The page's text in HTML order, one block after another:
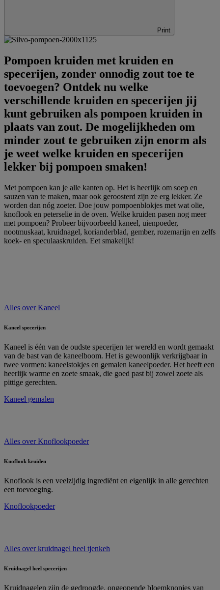
Print
Pompoen kruiden met kruiden en
specerijen, zonder onnodig zout toe te
toevoegen? Ontdek nu welke
verschillende kruiden en specerijen jij
kunt gebruiken als pompoen kruiden in
plaats van zout. De mogelijkheden om
minder zout te gebruiken zijn enorm als
je weet welke kruiden en specerijen
lekker bij pompoen smaken!
Met pompoen kan je alle kanten op. Het is heerlijk om soep en
sauzen van te maken, maar ook geroosterd zijn ze erg lekker. Ze
worden dan nóg zoeter. Doe jouw pompoenblokjes met wat olie,
knoflook en peterselie in de oven. Welke kruiden pasen nog meer
met pompoen? Probeer bijvoorbeeld kaneel, uienpoeder,
nootmuskaat, kruidnagel, korianderblad, gember, rozemarijn en zelfs
koek- en speculaaskruiden. Eet smakelijk!
Alles overKaneel
Kaneel specerijen
Kaneel is één van de oudste specerijen ter wereld en wordt gemaakt
van de bast van de kaneelboom. Het is gewoonlijk verkrijgbaar in
twee vormen: kaneelstokjes en gemalen kaneelpoeder. Het heeft een
heerlijk warme en zoete smaak, die goed past bij zowel zoete als
pittige gerechten.
Kaneel gemalen
Alles overKnoflookpoeder
Knoflook kruiden
Knoflook is een veelzijdig ingrediënt en eigenlijk in alle gerechten
een toevoeging.
Knoflookpoeder
Alles overkruidnagel heel tjenkeh
Kruidnagel heel specerijen
Kruidnagelen zijn de gedroogde, ongeopende bloemknopjes van